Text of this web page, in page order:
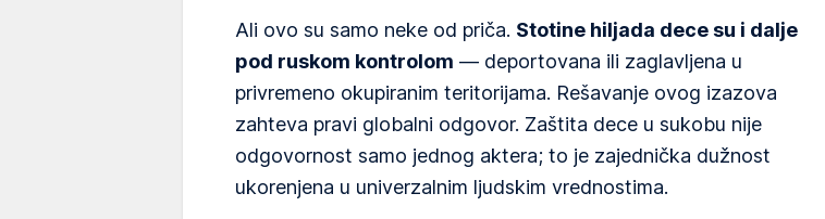
Ali ovo su samo neke od priča. Stotine hiljada dece su i dalje
pod ruskom kontrolom — deportovana ili zaglavljena u
privremeno okupiranim teritorijama. Rešavanje ovog izazova
zahteva pravi globalni odgovor. Zaštita dece u sukobu nije
odgovornost samo jednog aktera; to je zajednička dužnost
ukorenjena u univerzalnim ljudskim vrednostima.